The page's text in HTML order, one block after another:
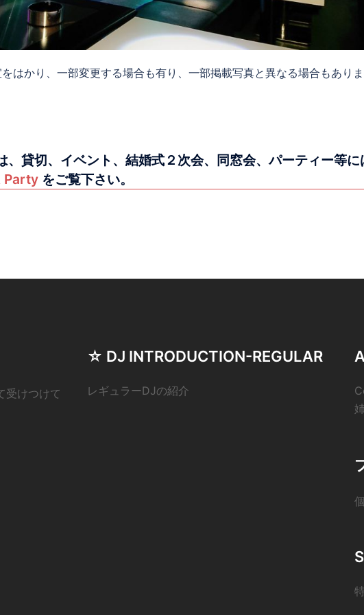
はかり、一部変更する場合も有り、一部掲載写真と異なる場合もありま
、貸切、イベント、結婚式２次会、同窓会、パーティー等に
Party をご覧下さい。
受けつけて
☆ DJ INTRODUCTION-REGULAR
レギュラーDJの紹介